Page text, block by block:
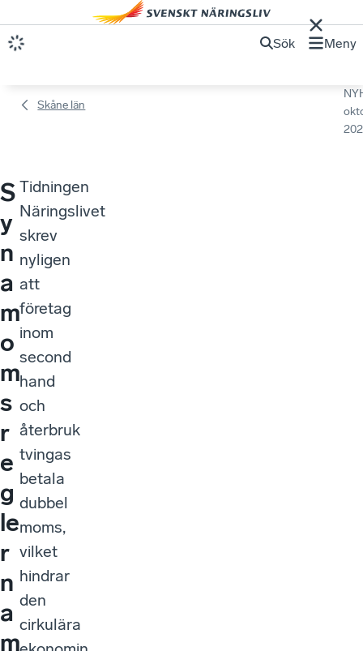
Sök Meny
Skåne län
S
y
n
a
m
o
m
s
r
e
g
le
r
n
a
m
Tidningen
Näringslivet
skrev
nyligen
att
företag
inom
second
hand
och
återbruk
tvingas
betala
dubbel
moms,
vilket
hindrar
den
cirkulära